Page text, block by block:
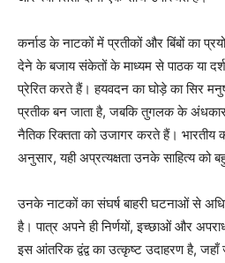
कर्नाड के नाटकों में प्रतीकों और बिंबों का
देने के बजाय संकेतों के माध्यम से पाठक या
प्रेरित करते हैं। हयवदन का घोड़े का सिर
प्रतीक बन जाता है, जबकि तुगलक के
नैतिक रिक्तता को उजागर करते हैं। भारतीय
अनुसार, यही अप्रत्यक्षता उनके साहित्य को
उनके नाटकों का संघर्ष बाहरी घटनाओं से
है। पात्र अपने ही निर्णयों, इच्छाओं और
इस आंतरिक द्वंद्व का उत्कृष्ट उदाहरण है,